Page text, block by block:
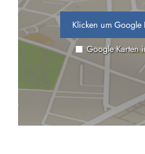
Klicken um Google
Google Karten